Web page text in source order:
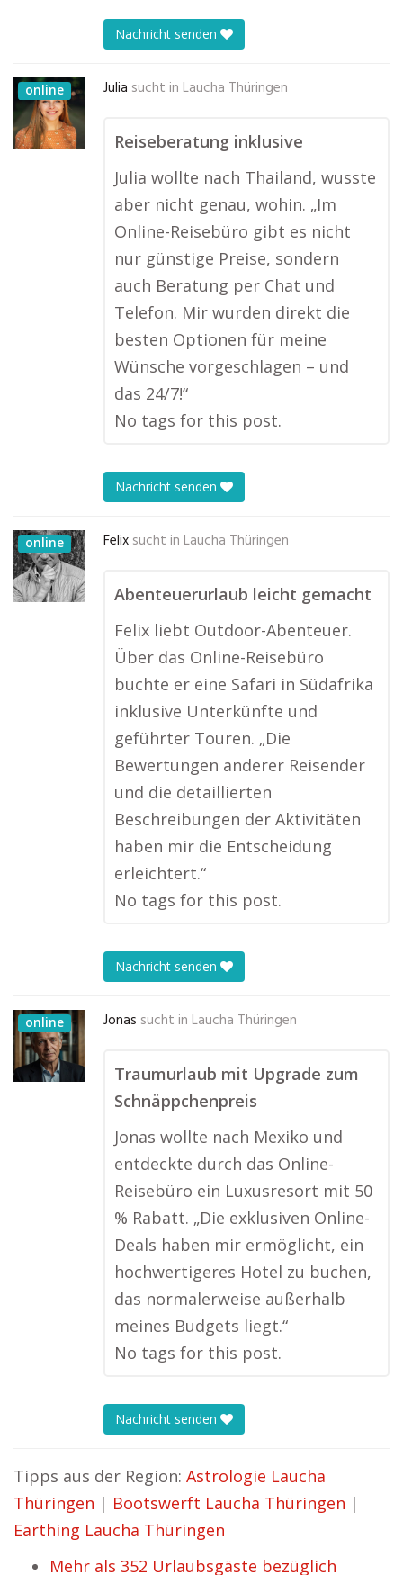
Nachricht senden
online Julia sucht in Laucha Thüringen
Reiseberatung inklusive
Julia wollte nach Thailand, wusste
aber nicht genau, wohin. „Im
Online-Reisebüro gibt es nicht
nur günstige Preise, sondern
auch Beratung per Chat und
Telefon. Mir wurden direkt die
besten Optionen für meine
Wünsche vorgeschlagen – und
das 24/7!“
No tags for this post.
Nachricht senden
online Felix sucht in Laucha Thüringen
Abenteuerurlaub leicht gemacht
Felix liebt Outdoor-Abenteuer.
Über das Online-Reisebüro
buchte er eine Safari in Südafrika
inklusive Unterkünfte und
geführter Touren. „Die
Bewertungen anderer Reisender
und die detaillierten
Beschreibungen der Aktivitäten
haben mir die Entscheidung
erleichtert.“
No tags for this post.
Nachricht senden
online Jonas sucht in Laucha Thüringen
Traumurlaub mit Upgrade zum
Schnäppchenpreis
Jonas wollte nach Mexiko und
entdeckte durch das Online-
Reisebüro ein Luxusresort mit 50
% Rabatt. „Die exklusiven Online-
Deals haben mir ermöglicht, ein
hochwertigeres Hotel zu buchen,
das normalerweise außerhalb
meines Budgets liegt.“
No tags for this post.
Nachricht senden
Tipps aus der Region: Astrologie Laucha
Thüringen | Bootswerft Laucha Thüringen |
Earthing Laucha Thüringen
Mehr als 352 Urlaubsgäste bezüglich